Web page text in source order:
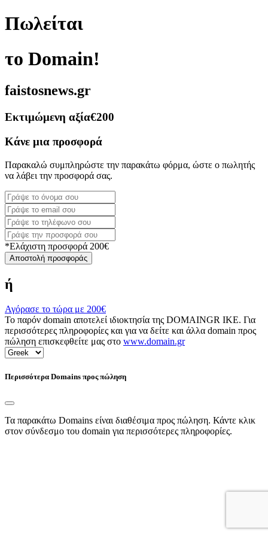
Πωλείται
το Domain!
faistosnews.gr
Εκτιμώμενη αξία€200
Κάνε μια προσφορά
Παρακαλώ συμπληρώστε την παρακάτω φόρμα, ώστε ο πωλητής
να λάβει την προσφορά σας.
*Ελάχιστη προσφορά 200€
Αποστολή προσφοράς
ή
Αγόρασε το τώρα με 200€
Το παρόν domain αποτελεί ιδιοκτησία της DOMAINGR ΙΚΕ. Για
περισσότερες πληροφορίες και για να δείτε και άλλα domain προς
πώληση επισκεφθείτε μας στο www.domain.gr
Περισσότερα Domains προς πώληση
Τα παρακάτω Domains είναι διαθέσιμα προς πώληση. Κάντε κλικ
στον σύνδεσμο του domain για περισσότερες πληροφορίες.